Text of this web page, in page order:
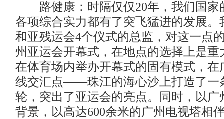
路健康：时隔仅仅20年，我们国家
各项综合实力都有了突飞猛进的发展。
和亚残运会4个仪式的总监，对这一点
州亚运会开幕式，在地点的选择上是重
在体育场内举办开幕式的固有模式，在
线交汇点——珠江的海心沙上打造了一
轮，突出了亚运会的亮点。同时，以广
背景，以高达600余米的广州电视塔相